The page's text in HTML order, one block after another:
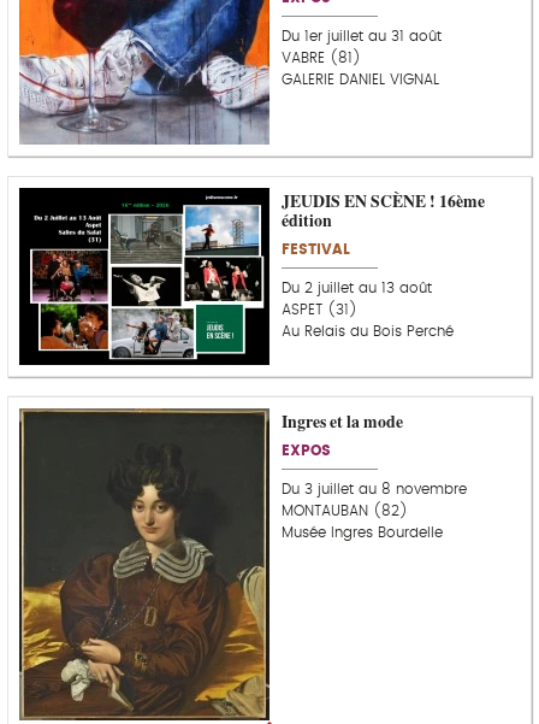
Du 1er juillet au 31 août
VABRE (81)
GALERIE DANIEL VIGNAL
JEUDIS EN SCÈNE ! 16ème
édition
FESTIVAL
Du 2 juillet au 13 août
ASPET (31)
Au Relais du Bois Perché
C
p
e
u
Ingres et la mode
EXPOS
Du 3 juillet au 8 novembre
MONTAUBAN (82)
Musée Ingres Bourdelle